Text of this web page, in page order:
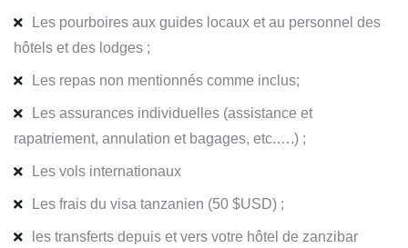
Les pourboires aux guides locaux et au personnel des
hôtels et des lodges ;
Les repas non mentionnés comme inclus;
Les assurances individuelles (assistance et
rapatriement, annulation et bagages, etc.….) ;
Les vols internationaux
Les frais du visa tanzanien (50 $USD) ;
les transferts depuis et vers votre hôtel de zanzibar